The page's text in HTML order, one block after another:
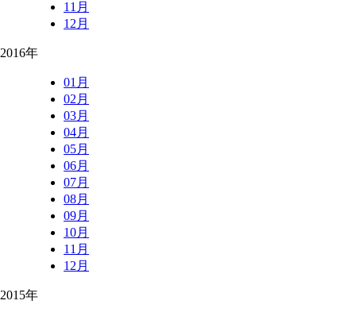
11月
12月
2016年
01月
02月
03月
04月
05月
06月
07月
08月
09月
10月
11月
12月
2015年